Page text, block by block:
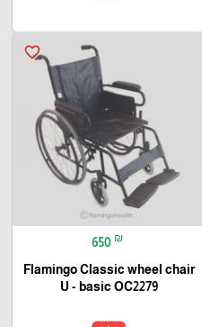
favorite_border
650 ₪
Flamingo Classic wheel chair
U - basic OC2279